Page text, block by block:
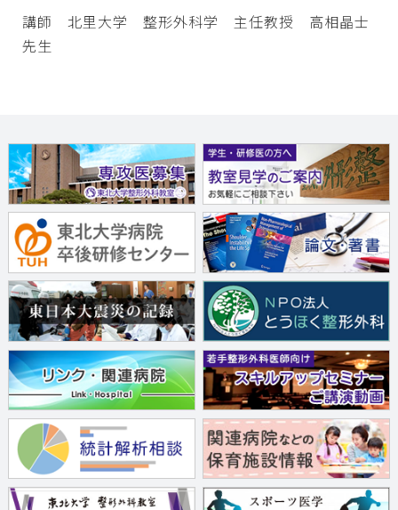
講師 北里大学 整形外科学 主任教授 高相晶士
先生